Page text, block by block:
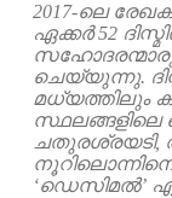
2017-ലെ
ഏക്കർ 52
ചെയ്യുന്നു.
മധ്യത്തിലും
സ്ഥലങ്ങളിലെ
ചതുരശ്രയടി,
‘ഡെസിമൽ’